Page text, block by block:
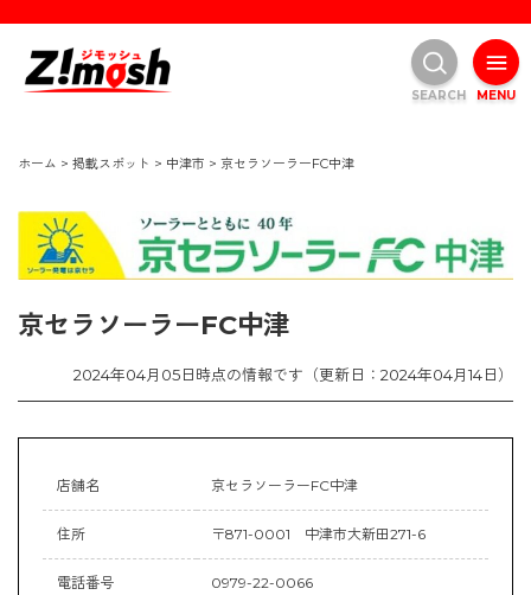
ホーム > 掲載スポット > 中津市 > 京セラソーラーFC中津
京セラソーラーFC中津
2024年04月05日時点の情報です（更新日：2024年04月14日）
店舗名 京セラソーラーFC中津
住所 〒871-0001 中津市大新田271-6
電話番号 0979-22-0066
MENU
SEARCH